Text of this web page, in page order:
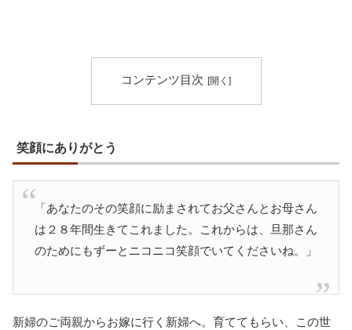
コンテンツ目次
笑顔にありがとう
「あなたのその笑顔に励まされてお父さんとお母さん
は２８年間生きてこれました。これからは、旦那さん
のためにもずーとニコニコ笑顔でいてくださいね。」
新婦のご両親からお嫁に行く新婦へ。育ててもらい、この世